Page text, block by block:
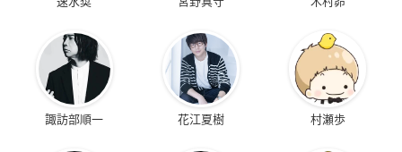
諏訪部順一 花江夏樹 村瀬歩